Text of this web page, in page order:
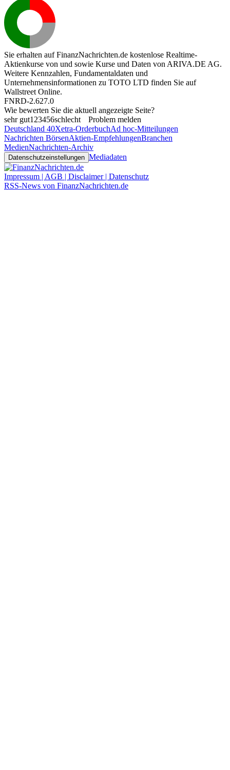
Sie erhalten auf FinanzNachrichten.de kostenlose Realtime-
Aktienkurse von und sowie Kurse und Daten von ARIVA.DE AG.
Weitere Kennzahlen, Fundamentaldaten und
Unternehmensinformationen zu TOTO LTD finden Sie auf
Wallstreet Online.
FNRD-2.627.0
Wie bewerten Sie die aktuell angezeigte Seite?
sehr gut1 23456schlecht
Problem melden
Deutschland 40Xetra-OrderbuchAd hoc-Mitteilungen
Nachrichten BörsenAktien-EmpfehlungenBranchen
MedienNachrichten-Archiv
Datenschutzeinstellungen Mediadaten
Impressum | AGB | Disclaimer | Datenschutz
RSS-News von FinanzNachrichten.de